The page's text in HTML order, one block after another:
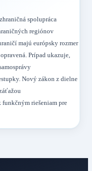
spolupráca
regiónov
majú európsky rozmer
Prípad ukazuje,
Nový zákon z dielne
funkčným riešeniam pre